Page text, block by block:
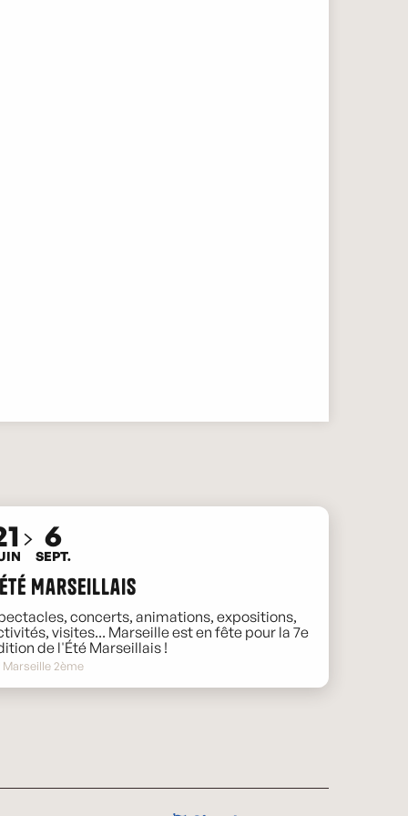
6
SEPT.
Marseillais
concerts, animations, expositions,
visites... Marseille est en fête pour la 7e
de l'Été Marseillais !
Marseille 2ème